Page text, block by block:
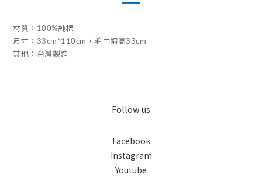
材質：100%純棉
尺寸：33cm*110cm，毛巾帽高33cm
其他：台灣製造
Follow us
Facebook
Instagram
Youtube